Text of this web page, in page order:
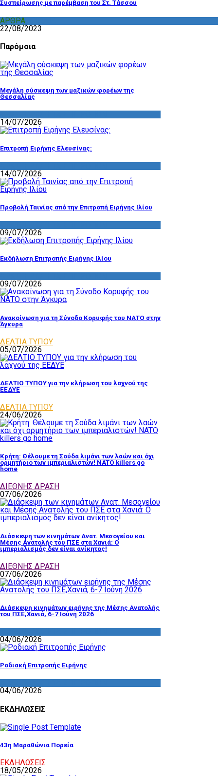
Συσπείρωσης με παρέμβαση του Στ. Τάσσου
ΑΡΘΡΑ
22/08/2023
Παρόμοια
Μεγάλη σύσκεψη των μαζικών φορέων της
Θεσσαλίας
14/07/2026
Επιτροπή Ειρήνης Ελευσίνας:
14/07/2026
Προβολή Ταινίας από την Επιτροπή Ειρήνης Ιλίου
09/07/2026
Εκδήλωση Επιτροπής Ειρήνης Ιλίου
09/07/2026
Ανακοίνωση για τη Σύνοδο Κορυφής του ΝΑΤΟ στην
Άγκυρα
ΔΕΛΤΙΑ ΤΥΠΟΥ
05/07/2026
ΔΕΛΤΙΟ ΤΥΠΟΥ για την κλήρωση του λαχνού της
ΕΕΔΥΕ
ΔΕΛΤΙΑ ΤΥΠΟΥ
24/06/2026
Κρήτη: Θέλουμε τη Σούδα λιμάνι των λαών και όχι
ορμητήριο των ιμπεριαλιστών! NATO killers go
home
ΔΙΕΘΝΗΣ ΔΡΑΣΗ
07/06/2026
Διάσκεψη των κινημάτων Ανατ. Μεσογείου και
Μέσης Ανατολής του ΠΣΕ στα Χανιά: Ο
ιμπεριαλισμός δεν είναι ανίκητος!
ΔΙΕΘΝΗΣ ΔΡΑΣΗ
07/06/2026
Διάσκεψη κινημάτων ειρήνης της Μέσης Ανατολής
του ΠΣΕ,Χανιά, 6-7 Ιούνη 2026
04/06/2026
Ροδιακή Επιτροπής Ειρήνης
04/06/2026
ΕΚΔΗΛΩΣΕΙΣ
43η Μαραθώνια Πορεία
ΕΚΔΗΛΩΣΕΙΣ
18/05/2026